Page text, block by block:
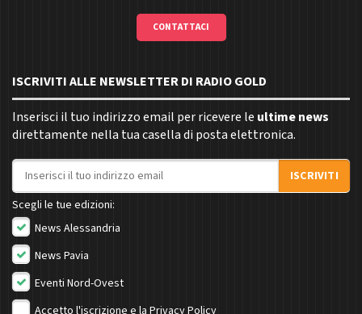
CONTATTACI
ISCRIVITI ALLE NEWSLETTER DI RADIO GOLD
Inserisci il tuo indirizzo email per ricevere le ultime news
direttamente nella tua casella di posta elettronica.
Indirizzo email
ISCRIVITI
Scegli le tue edizioni:
News Alessandria
News Pavia
Eventi Nord-Ovest
Accetto l'iscrizione e la Privacy Policy